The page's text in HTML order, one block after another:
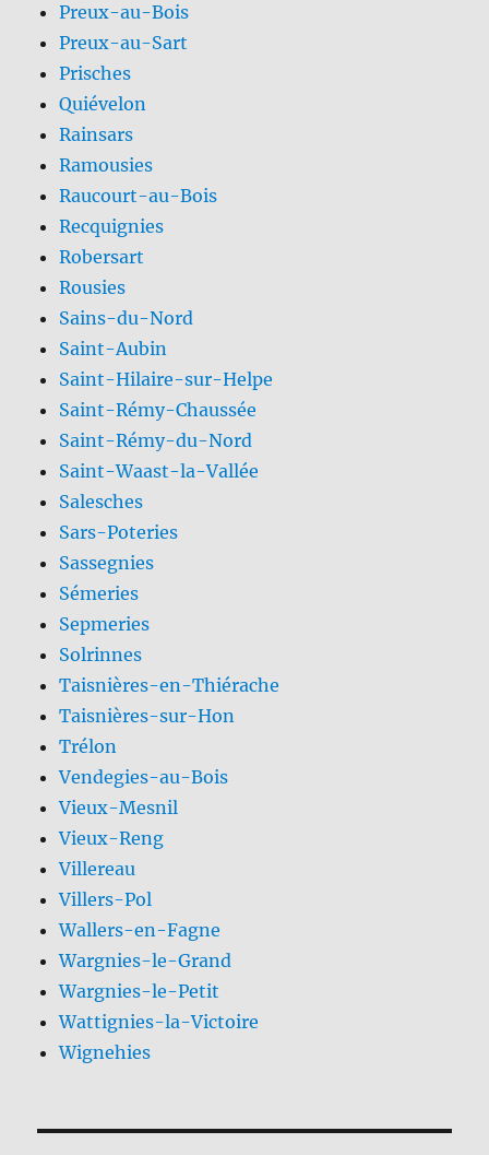
Preux-au-Bois
Preux-au-Sart
Prisches
Quiévelon
Rainsars
Ramousies
Raucourt-au-Bois
Recquignies
Robersart
Rousies
Sains-du-Nord
Saint-Aubin
Saint-Hilaire-sur-Helpe
Saint-Rémy-Chaussée
Saint-Rémy-du-Nord
Saint-Waast-la-Vallée
Salesches
Sars-Poteries
Sassegnies
Sémeries
Sepmeries
Solrinnes
Taisnières-en-Thiérache
Taisnières-sur-Hon
Trélon
Vendegies-au-Bois
Vieux-Mesnil
Vieux-Reng
Villereau
Villers-Pol
Wallers-en-Fagne
Wargnies-le-Grand
Wargnies-le-Petit
Wattignies-la-Victoire
Wignehies